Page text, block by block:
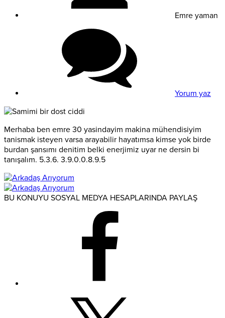
Emre yaman
Yorum yaz
Merhaba ben emre 30 yasindayim makina mühendisiyim
tanismak isteyen varsa arayabilir hayatımsa kimse yok birde
burdan şansımı denitim belki enerjimiz uyar ne dersin bi
tanışalım. 5.3.6. 3.9.0.0.8.9.5
BU KONUYU SOSYAL MEDYA HESAPLARINDA PAYLAŞ